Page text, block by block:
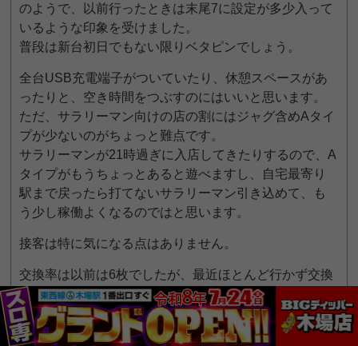
のようで、以前行ったときは末尾7に設定が多少入って
いるような印象を受けました。
普段は新台初日でもない限りベタピンでしょう。
全台USB充電端子がついていたり、休憩スペースがあ
ったりと、空き時間をつぶすのにはいいと思います。
ただ、サラリーマン向けの店の割にはジャグ含めAタイ
プが少ないのがちょっと難点です。
サラリーマンが21時過ぎに入店してきたりするので、A
タイプがもうちょっとあると遊べますし、自宅最寄り
駅まで戻ったら打てないサラリーマン引き込めて、も
う少し稼働よくなるのではと思います。
接客は特に気になる点はありません。
交換率は以前は6枚でしたが、最近ほとんど行かず交換
もしていないので今はもしかしたら変わってるかもし
れません。